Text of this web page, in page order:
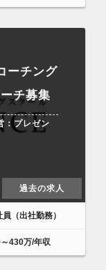
ーチング
チ募集
：プレゼン
過去の求人
員（出社勤務）
430万/年収